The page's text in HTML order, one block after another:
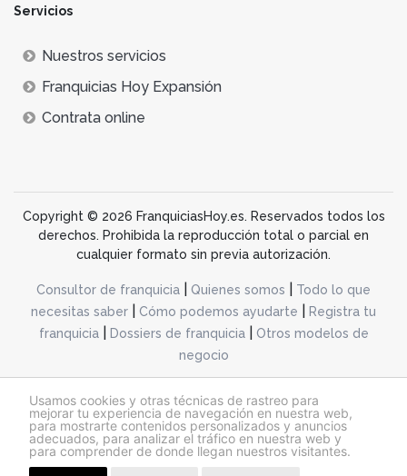
Usamos cookies y otras técnicas de rastreo para
mejorar tu experiencia de navegación en nuestra web,
para mostrarte contenidos personalizados y anuncios
adecuados, para analizar el tráfico en nuestra web y
para comprender de donde llegan nuestros visitantes.
Servicios
Nuestros servicios
Franquicias Hoy Expansión
Contrata online
Copyright © 2026 FranquiciasHoy.es. Reservados todos los
derechos. Prohibida la reproducción total o parcial en
cualquier formato sin previa autorización.
Consultor de franquicia Quienes somos
Todo lo que
necesitas saber
Cómo podemos ayudarte
Registra tu
franquicia| Dossiers de franquicia|
Otros modelos de
negocio
@franquiciashoy.es |Aviso legal| Política de cookies|Política de privacidad